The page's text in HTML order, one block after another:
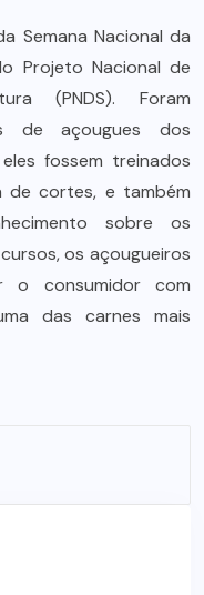
Semana Nacional da
Projeto Nacional de
(PNDS). Foram
de açougues dos
fossem treinados
cortes, e também
sobre os
os açougueiros
o consumidor com
das carnes mais